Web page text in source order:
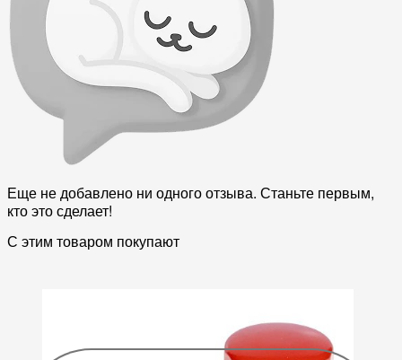
Еще не добавлено ни одного отзыва. Станьте первым,
кто это сделает!
С этим товаром покупают